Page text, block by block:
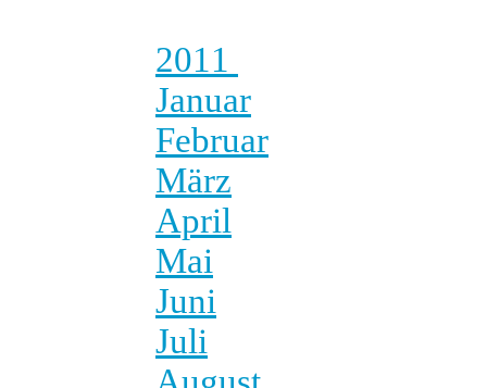
2011
Januar
Februar
März
April
Mai
Juni
Juli